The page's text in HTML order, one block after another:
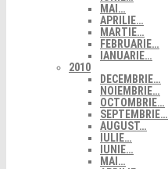
MAI…
APRILIE…
MARTIE…
FEBRUARIE…
IANUARIE…
2010
DECEMBRIE…
NOIEMBRIE…
OCTOMBRIE…
SEPTEMBRIE…
AUGUST…
IULIE…
IUNIE…
MAI…